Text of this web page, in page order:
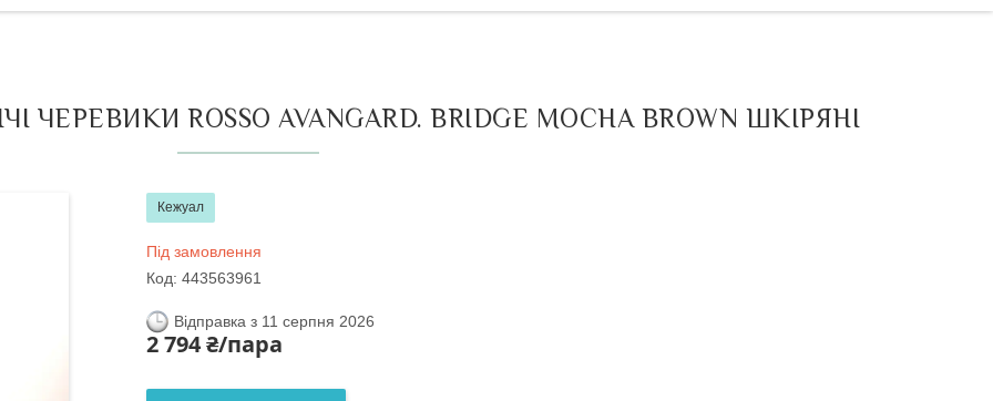
ROSSO AVANGARD. BRIDGE MOCHA BROWN ШКІРЯНІ
Кежуал
Під замовлення
Код: 443563961
Відправка з 11 серпня 2026
2 794 ₴/пара